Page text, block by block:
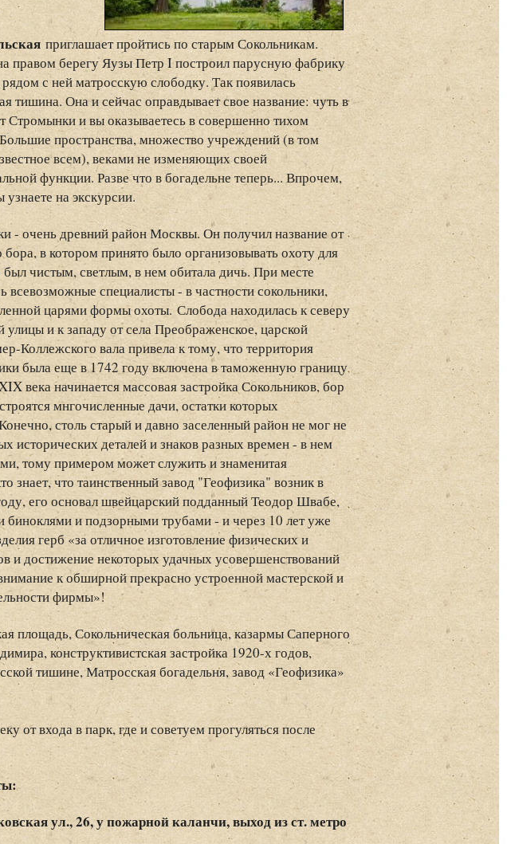
приглашает пройтись по старым Сокольникам.
правом берегу Яузы Петр I построил парусную фабрику
с ней матросскую слободку. Так появилась
тишина. Она и сейчас оправдывает свое название: чуть в
Стромынки и вы оказываетесь в совершенно тихом
пространства, множество учреждений (в том
всем), веками не изменяющих своей
функции. Разве что в богадельне теперь... Впрочем,
узнаете на экскурсии.
- очень древний район Москвы. Он получил название от
бора, в котором принято было организовывать охоту для
был чистым, светлым, в нем обитала дичь. При месте
всевозможные специалисты - в частности сокольники,
царями формы охоты. Слобода находилась к северу
улицы и к западу от села Преображенское, царской
Коллежского вала привела к тому, что территория
была еще в 1742 году включена в таможенную границу
века начинается массовая застройка Сокольников, бор
мнгочисленные дачи, остатки которых
столь старый и давно заселенный район не мог не
исторических деталей и знаков разных времен - в нем
тому примером может служить и знаменитая
знает, что таинственный завод "Геофизика" возник в
его основал швейцарский подданный Теодор Швабе,
биноклями и подзорными трубами - и через 10 лет уже
герб «за отличное изготовление физических и
и достижение некоторых удачных усовершенствований
к обширной прекрасно устроенной мастерской и
фирмы»!
площадь, Сокольническая больница, казармы Саперного
конструктивистская застройка 1920-х годов,
тишине, Матросская богадельня, завод «Геофизика»
от входа в парк, где и советуем прогуляться после
ул., 26, у пожарной каланчи, выход из ст. метро